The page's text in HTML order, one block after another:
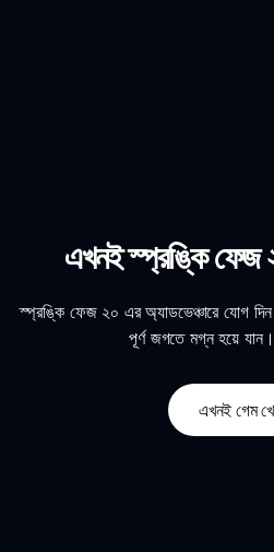
এখনই স্প্রঙ্কি
স্প্রঙ্কি ফেজ ২০ এর অ্যাডভেঞ্চারে যোগ
পূর্ণ জগতে মগ্ন হয়ে
এখনই গেম